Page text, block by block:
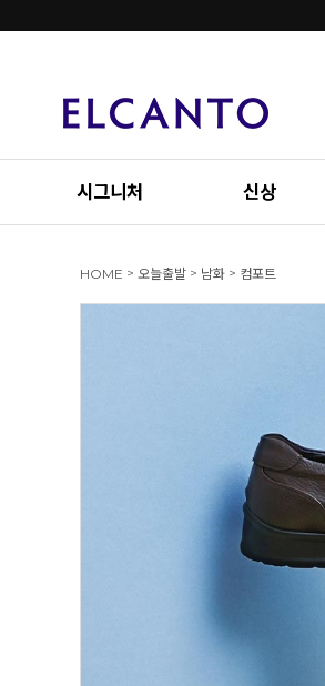
시그니처 신상
HOME > 오늘출발 > 남화 > 컴포트